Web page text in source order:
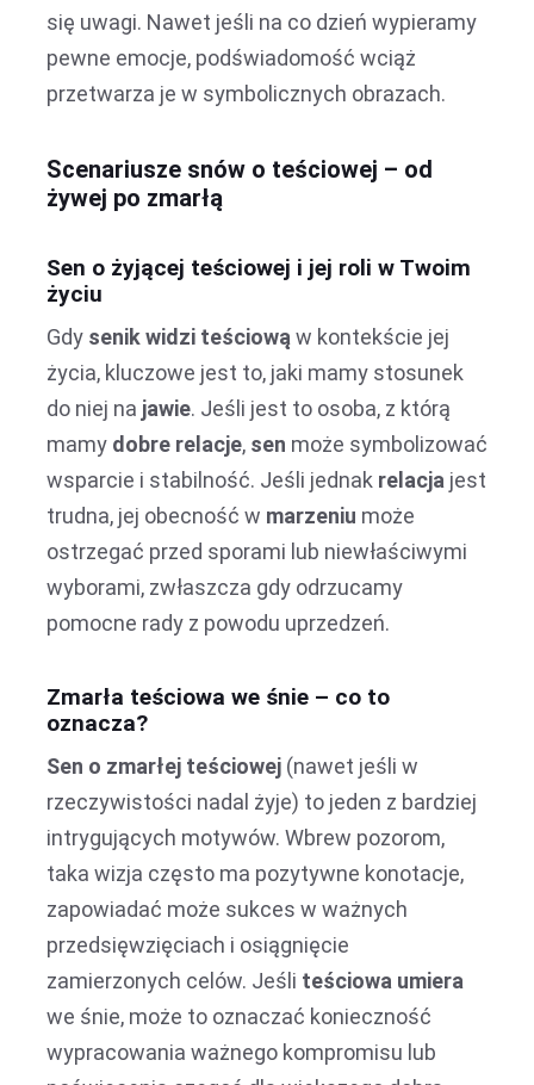
się uwagi. Nawet jeśli na co dzień wypieramy
pewne emocje, podświadomość wciąż
przetwarza je w symbolicznych obrazach.
Scenariusze snów o teściowej – od
żywej po zmarłą
Sen o żyjącej teściowej i jej roli w Twoim
życiu
Gdy senik widzi teściową w kontekście jej
życia, kluczowe jest to, jaki mamy stosunek
do niej na jawie. Jeśli jest to osoba, z którą
mamy dobre relacje, sen może symbolizować
wsparcie i stabilność. Jeśli jednak relacja jest
trudna, jej obecność w marzeniu może
ostrzegać przed sporami lub niewłaściwymi
wyborami, zwłaszcza gdy odrzucamy
pomocne rady z powodu uprzedzeń.
Zmarła teściowa we śnie – co to
oznacza?
Sen o zmarłej teściowej (nawet jeśli w
rzeczywistości nadal żyje) to jeden z bardziej
intrygujących motywów. Wbrew pozorom,
taka wizja często ma pozytywne konotacje,
zapowiadać może sukces w ważnych
przedsięwzięciach i osiągnięcie
zamierzonych celów. Jeśli teściowa umiera
we śnie, może to oznaczać konieczność
wypracowania ważnego kompromisu lub